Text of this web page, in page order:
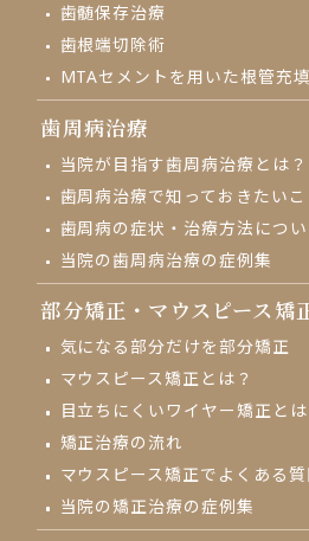
⻭髄保存治療
歯根端切除術
MTAセメントを用いた根管充填
歯周病治療
当院が目指す歯周病治療とは？
歯周病治療で知っておきたいこ
歯周病の症状・治療方法につい
当院の歯周病治療の症例集
部分矯正・ マウスピース矯
気になる部分だけを部分矯正
マウスピース矯正とは？
目立ちにくいワイヤー矯正とは
矯正治療の流れ
マウスピース矯正でよくある
当院の矯正治療の症例集